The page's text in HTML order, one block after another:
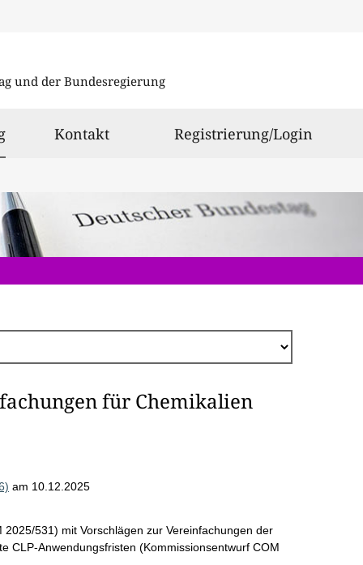
und der Bundesregierung
ausgewählt
Kontakt Registrierung/Login
für Chemikalien
am 10.12.2025
531) mit Vorschlägen zur Vereinfachungen der
CLP-Anwendungsfristen (Kommissionsentwurf COM